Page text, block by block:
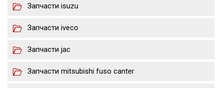
Запчасти isuzu
Запчасти iveco
Запчасти jac
Запчасти mitsubishi fuso canter